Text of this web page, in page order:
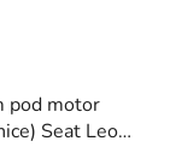
pod motor
Seat Leon,